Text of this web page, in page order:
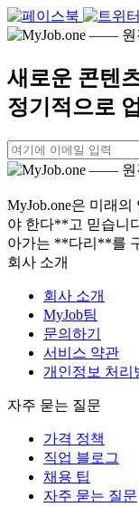
새로운 콘텐
정기적으로
MyJob.one은 미래
야 한다**고 믿습니
아가는 **다리**를
회사 소개
회사 소개
MyJob팀
문의하기
서비스 약관
개인정보 처리
자주 묻는 질문
가격 정책
직업 블로그
채용 팁
자주 묻는 질문